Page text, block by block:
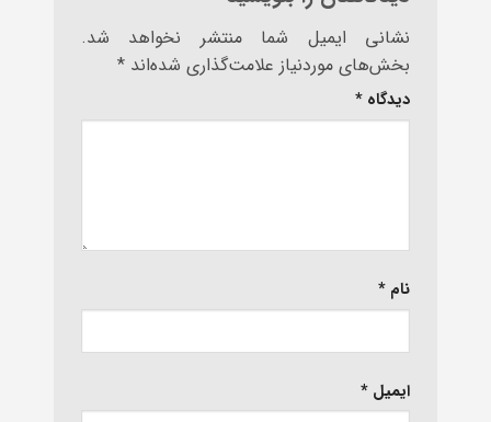
نشانی ایمیل شما منتشر نخواهد شد.
بخش‌های موردنیاز علامت‌گذاری شده‌اند *
دیدگاه *
نام *
ایمیل *